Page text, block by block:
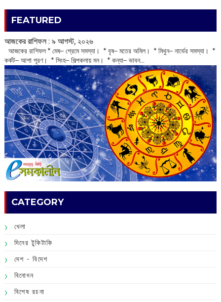
FEATURED
আজকের রাশিফল :‌ ‌‌৯ আগস্ট, ২০২৬
‌ আজকের রাশিফল * মেষ– প্রেমে সমস্যা। * বৃষ– মতের অমিল। * মিথুন– নার্ভের সমস্যা। *
কর্কট– আশা পূরণ। * সিংহ– শিল্পকলায় মন। * কন্যা– ভাবন...
CATEGORY
খেলা
দিনের টুকিটাকি
দেশ - বিদেশ
বিনোদন
বিশেষ রচনা